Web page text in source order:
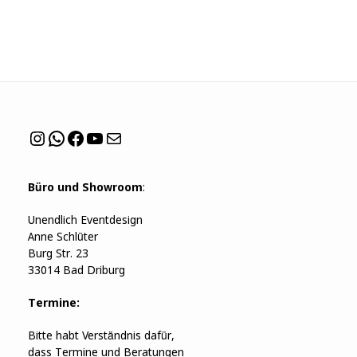
Instagram
WhatsApp
Facebook
YouTube
Mail
Büro und Showroom:
Unendlich Eventdesign
Anne Schlüter
Burg Str. 23
33014 Bad Driburg
Termine:
Bitte habt Verständnis dafür,
dass Termine und Beratungen